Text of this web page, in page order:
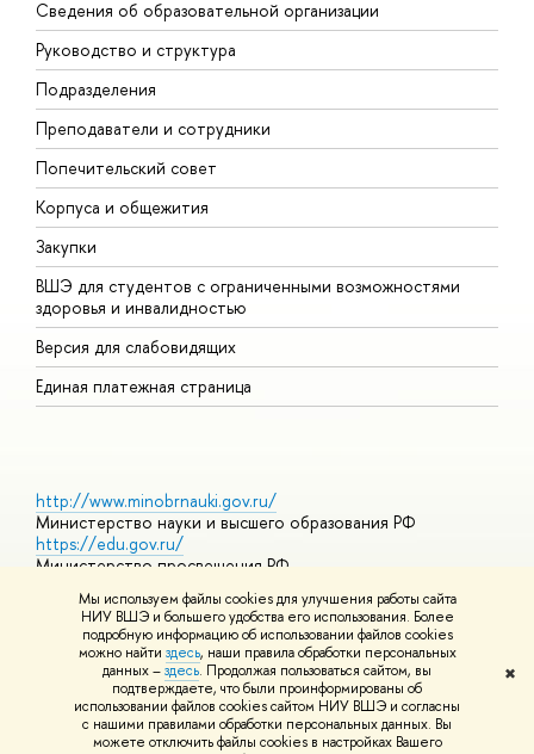
Мы используем файлы cookies для улучшения работы сайта
НИУ ВШЭ и большего удобства его использования. Более
подробную информацию об использовании файлов cookies
можно найти здесь, наши правила обработки персональных
данных –здесь. Продолжая пользоваться сайтом, вы
подтверждаете, что были проинформированы об
использовании файлов cookies сайтом НИУ ВШЭ и согласны
с нашими правилами обработки персональных данных. Вы
можете отключить файлы cookies в настройках Вашего
✖
Сведения об образовательной организации
Руководство и структура
Подразделения
Преподаватели и сотрудники
Попечительский совет
Корпуса и общежития
Закупки
ВШЭ для студентов с ограниченными возможностями
здоровья и инвалидностью
Версия для слабовидящих
Единая платежная страница
http://www.minobrnauki.gov.ru/
Министерство науки и высшего образования РФ
https://edu.gov.ru/
Министерство просвещения РФ
Массовые открытые онлайн-курсы
© НИУ ВШЭ 1993–2026 Адреса и контактыУсловия
использования материалов Политика конфиденциальности
Шрифты HSE Sans и HSE Slab разработаны вШколе дизайна НИУ